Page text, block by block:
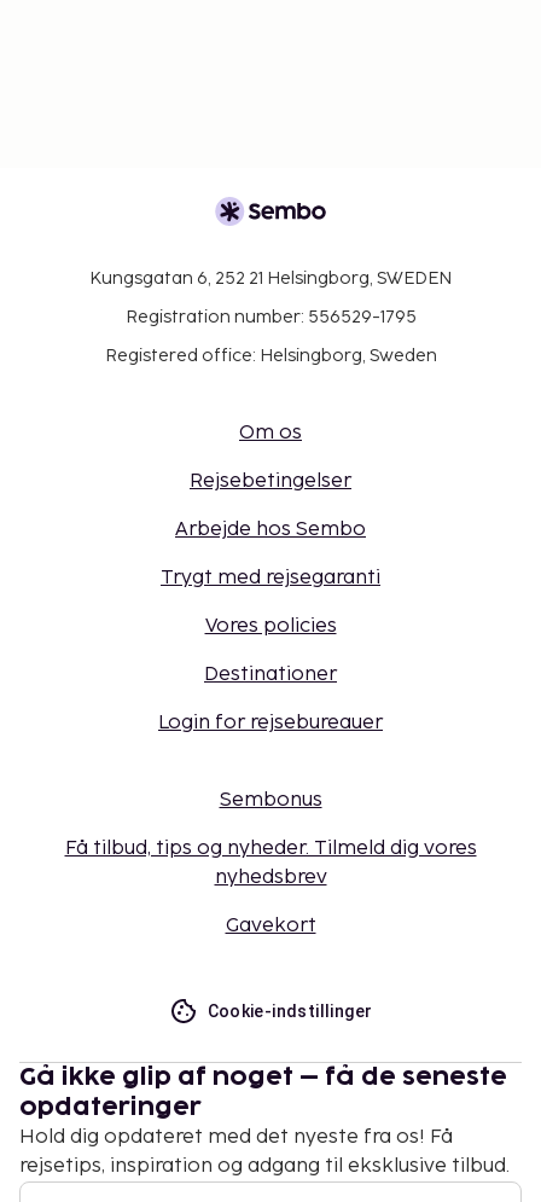
Kungsgatan 6, 252 21 Helsingborg, SWEDEN
Registration number: 556529-1795
Registered office: Helsingborg, Sweden
Om os
Rejsebetingelser
Arbejde hos Sembo
Trygt med rejsegaranti
Vores policies
Destinationer
Login for rejsebureauer
Sembonus
Få tilbud, tips og nyheder. Tilmeld dig vores
nyhedsbrev
Gavekort
Cookie-indstillinger
Gå ikke glip af noget – få de seneste
opdateringer
Hold dig opdateret med det nyeste fra os! Få
rejsetips, inspiration og adgang til eksklusive tilbud.